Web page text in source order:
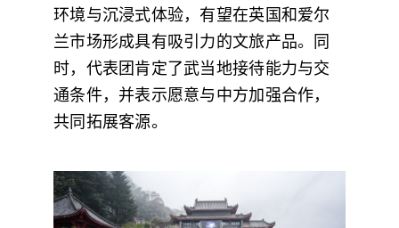
环境与沉浸式体验，有望在英国和爱尔
兰市场形成具有吸引力的文旅产品。同
时，代表团肯定了武当地接待能力与交
通条件，并表示愿意与中方加强合作，
共同拓展客源。